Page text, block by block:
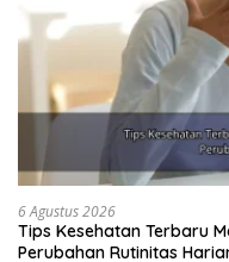
6 Agustus 2026
Tips Kesehatan Terbaru
Perubahan Rutinitas